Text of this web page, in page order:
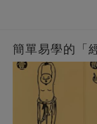
簡單易學的「